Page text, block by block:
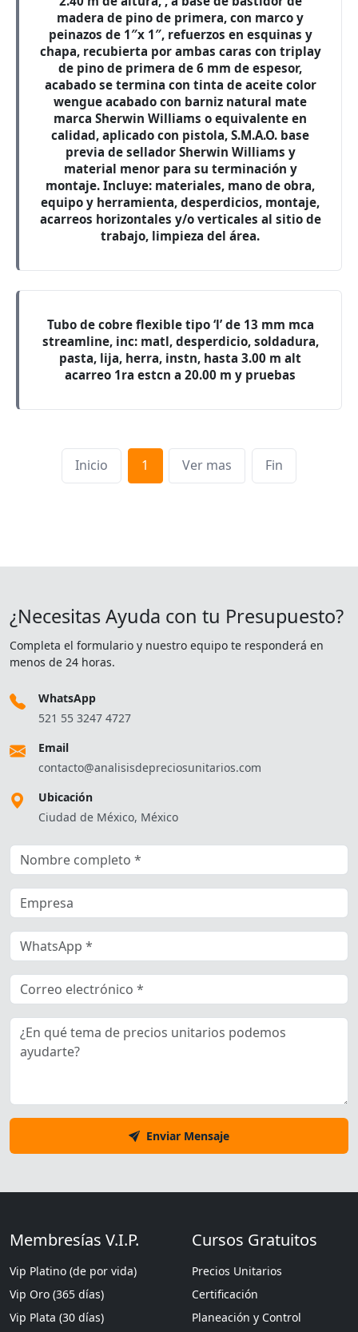
madera de pino de primera, con marco y
peinazos de 1″x 1″, refuerzos en esquinas y
chapa, recubierta por ambas caras con triplay
de pino de primera de 6 mm de espesor,
acabado se termina con tinta de aceite color
wengue acabado con barniz natural mate
marca Sherwin Williams o equivalente en
calidad, aplicado con pistola, S.M.A.O. base
previa de sellador Sherwin Williams y
material menor para su terminación y
montaje. Incluye: materiales, mano de obra,
equipo y herramienta, desperdicios, montaje,
acarreos horizontales y/o verticales al sitio de
trabajo, limpieza del área.
Tubo de cobre flexible tipo ‘l’ de 13 mm mca
streamline, inc: matl, desperdicio, soldadura,
pasta, lija, herra, instn, hasta 3.00 m alt
acarreo 1ra estcn a 20.00 m y pruebas
Inicio 1 Ver mas Fin
¿Necesitas Ayuda con tu Presupuesto?
Completa el formulario y nuestro equipo te responderá en
menos de 24 horas.
WhatsApp
521 55 3247 4727
Email
contacto@analisisdepreciosunitarios.com
Ubicación
Ciudad de México, México
Enviar Mensaje
Membresías V.I.P.
Vip Platino (de por vida)
Vip Oro (365 días)
Vip Plata (30 días)
Cursos Gratuitos
Precios Unitarios
Certificación
Planeación y Control